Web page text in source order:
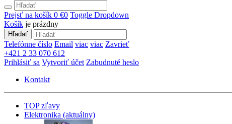
Prejsť na košík 0 €0 Toggle Dropdown
Košík je prázdny
Hľadať
Telefónne číslo Email viac viac Zavrieť
+421 2 33 070 612
Prihlásiť sa Vytvoriť účet Zabudnuté heslo
Kontakt
TOP zľavy
Elektronika (aktuálny)